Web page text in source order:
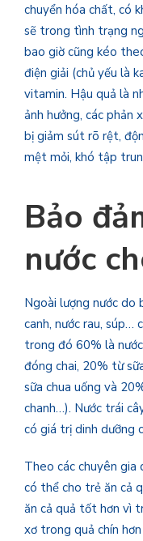
chuyển hóa chất, có
sẽ trong tình trạng
bao giờ cũng kéo
điện giải (chủ yếu là
vitamin. Hậu quả là
ảnh hưởng, các phản
bị giảm sút rõ rệt,
mệt mỏi, khó tập
Bảo
nước
Ngoài lượng nước do
canh, nước rau, súp…
trong đó 60% là
đóng chai, 20% từ
sữa chua uống và
chanh…). Nước trái
có giá trị dinh dưỡng
Theo các chuyên gia
có thể cho trẻ ăn cả
ăn cả quả tốt hơn vì
xơ trong quả chín